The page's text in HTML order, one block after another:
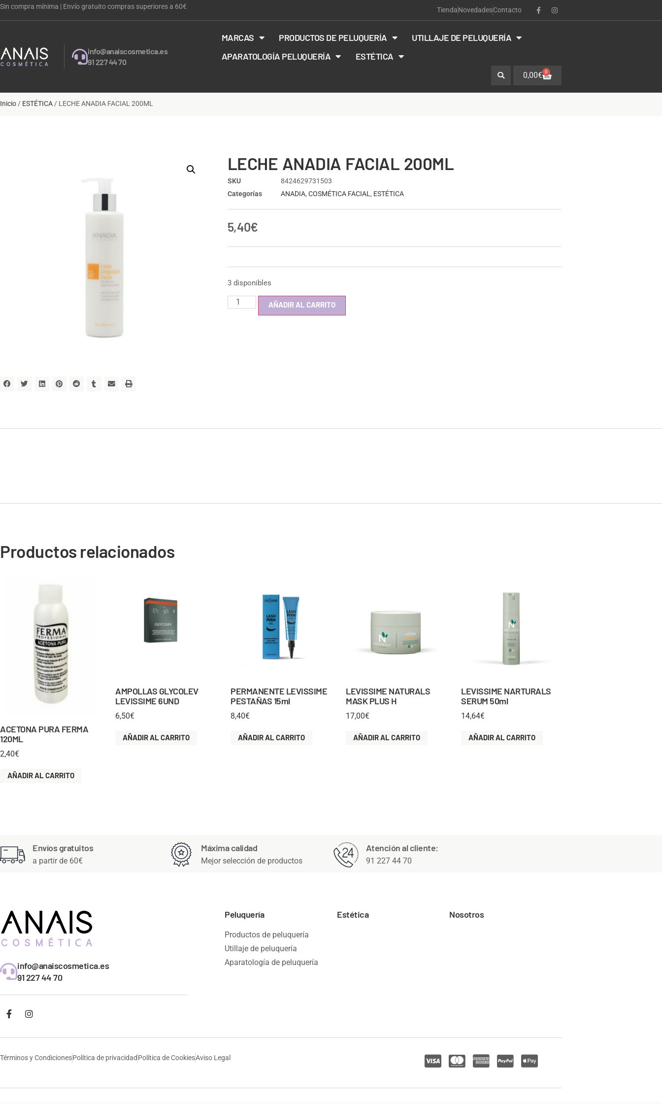
Sin compra mínima | Envío gratuito compras superiores a 60€ TiendaNovedadesContacto
info@anaiscosmetica.es
91 227 44 70
MARCAS PRODUCTOS DE PELUQUERÍA
UTILLAJE DE PELUQUERÍA
APARATOLOGÍA PELUQUERÍA
ESTÉTICA
0,00€ 0
Inicio/ ESTÉTICA/ LECHE ANADIA FACIAL 200ML
LECHE ANADIA FACIAL 200ML
SKU
8424629731503
Categorías
ANADIA, COSMÉTICA FACIAL, ESTÉTICA
5,40€
3 disponibles
AÑADIR AL CARRITO
Productos relacionados
ACETONA PURA FERMA
120ML
2,40€
AÑADIR AL CARRITO
AMPOLLAS GLYCOLEV
LEVISSIME 6UND
6,50€
AÑADIR AL CARRITO
PERMANENTE LEVISSIME
PESTAÑAS 15ml
8,40€
AÑADIR AL CARRITO
LEVISSIME NATURALS
MASK PLUS H
17,00€
AÑADIR AL CARRITO
LEVISSIME NARTURALS
SERUM 50ml
14,64€
AÑADIR AL CARRITO
Envíos gratuitos
a partir de 60€
Máxima calidad
Mejor selección de productos
Atención al cliente:
91 227 44 70
info@anaiscosmetica.es
91 227 44 70
Peluquería
Productos de peluquería
Utillaje de peluquería
Aparatología de peluquería
Estética Nosotros
Términos y CondicionesPolítica de privacidad Política de CookiesAviso Legal